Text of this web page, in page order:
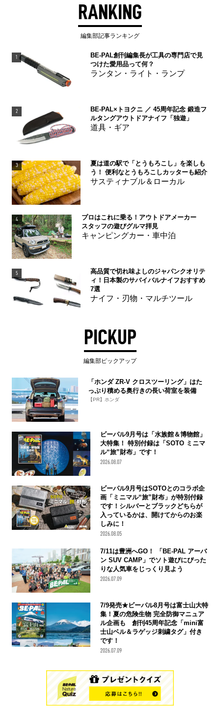
RANKING
編集部記事ランキング
1
BE-PAL創刊編集長が工具の専門店で見
つけた愛用品って何？
ランタン・ライト・ランプ
2
BE-PAL×トヨクニ ／ 45周年記念 鍛造フ
ルタングアウトドアナイフ「独遊」
道具・ギア
3
夏は道の駅で「とうもろこし」を楽しも
う！ 便利なとうもろこしカッターも紹介
サスティナブル＆ローカル
4
プロはこれに乗る！アウトドアメーカー
スタッフの遊びグルマ拝見
キャンピングカー・車中泊
5
高品質で切れ味よしのジャパンクオリテ
ィ！日本製のサバイバルナイフおすすめ
7選
ナイフ・刃物・マルチツール
PICKUP
編集部ピックアップ
「ホンダ ZR-V クロスツーリング」はた
っぷり積める奥行きの長い荷室を装備
【PR】ホンダ
ビーパル9月号は「水族館＆博物館」
大特集！ 特別付録は「SOTO ミニマ
ル“旅”財布」です！
2026.08.07
ビーパル9月号はSOTOとのコラボ企
画「ミニマル“旅”財布」が特別付録
です！シルバーとブラックどちらが
入っているかは、開けてからのお楽
しみに！
2026.08.05
7/11は豊洲へGO！ 「BE-PAL アーバ
ン SUV CAMP」でソト遊びにぴった
りな人気車をじっくり見よう
2026.07.09
7/9発売★ビーパル8月号は富士山大特
集！夏の危険生物 完全防御マニュア
ル企画も 創刊45周年記念「mini富
士山ベル＆ラゲッジ刺繍タグ」付き
です！
2026.07.09